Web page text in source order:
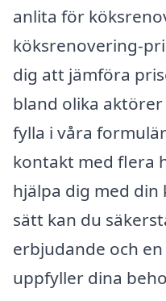
anlita för
köksrenovering-
dig att jämföra
bland olika
fylla i våra
kontakt med flera
hjälpa dig med din
sätt kan du
erbjudande och
uppfyller dina